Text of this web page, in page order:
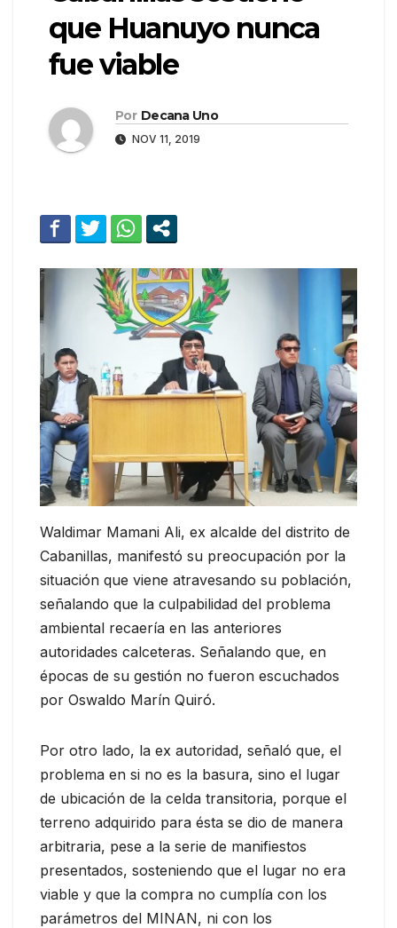
que Huanuyo nunca
fue viable
Por Decana Uno
NOV 11, 2019
Waldimar Mamani Ali, ex alcalde del distrito de
Cabanillas, manifestó su preocupación por la
situación que viene atravesando su población,
señalando que la culpabilidad del problema
ambiental recaería en las anteriores
autoridades calceteras. Señalando que, en
épocas de su gestión no fueron escuchados
por Oswaldo Marín Quiró.
Por otro lado, la ex autoridad, señaló que, el
problema en si no es la basura, sino el lugar
de ubicación de la celda transitoria, porque el
terreno adquirido para ésta se dio de manera
arbitraria, pese a la serie de manifiestos
presentados, sosteniendo que el lugar no era
viable y que la compra no cumplía con los
parámetros del MINAN, ni con los